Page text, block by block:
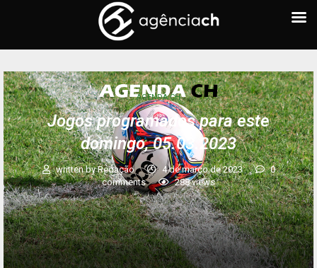
AGENDA CH
Jogos programados para este
domingo, 05.03.2023
written byRedação 4 de março de 2023
0
comments
288views